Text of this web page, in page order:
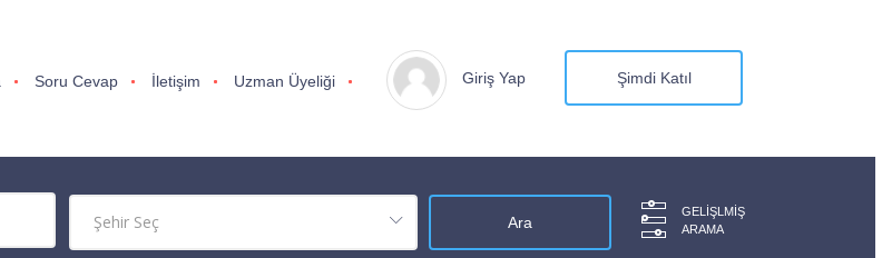
Soru Cevap İletişim Uzman Üyeliği Giriş Yap Şimdi Katıl
GELIŞLMIŞ
ARAMA